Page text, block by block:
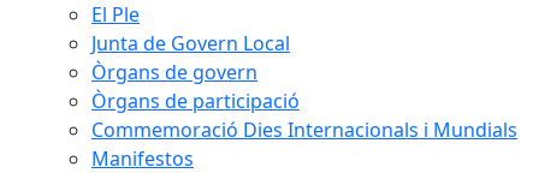
El Ple
Junta de Govern Local
Òrgans de govern
Òrgans de participació
Commemoració Dies Internacionals i Mundials
Manifestos